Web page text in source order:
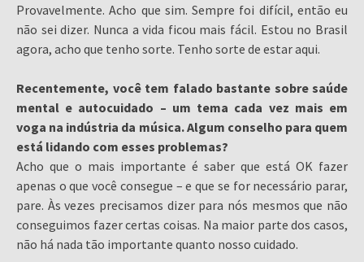
Provavelmente. Acho que sim. Sempre foi difícil, então eu
não sei dizer. Nunca a vida ficou mais fácil. Estou no Brasil
agora, acho que tenho sorte. Tenho sorte de estar aqui.
Recentemente, você tem falado bastante sobre saúde
mental e autocuidado – um tema cada vez mais em
voga na indústria da música. Algum conselho para quem
está lidando com esses problemas?
Acho que o mais importante é saber que está OK fazer
apenas o que você consegue – e que se for necessário parar,
pare. Às vezes precisamos dizer para nós mesmos que não
conseguimos fazer certas coisas. Na maior parte dos casos,
não há nada tão importante quanto nosso cuidado.